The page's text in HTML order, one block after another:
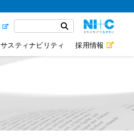
サスティナビリティ 採用情報